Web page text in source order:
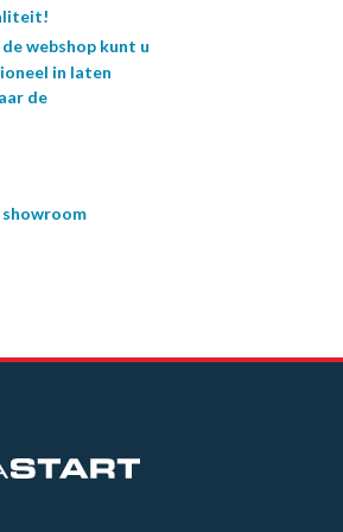
webshop kunt u
in laten
de
showroom